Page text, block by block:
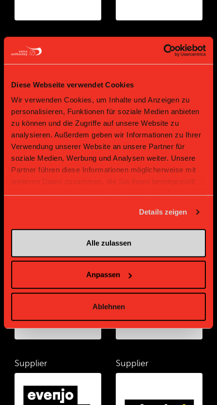
Diese Webseite verwendet Cookies
Wir verwenden Cookies, um Inhalte und Anzeigen zu
personalisieren, Funktionen für soziale Medien anbieten
zu können und die Zugriffe auf unsere Website zu
analysieren. Außerdem geben wir Informationen zu Ihrer
Verwendung unserer Website an unsere Partner für
soziale Medien, Werbung und Analysen weiter. Unsere
Partner führen diese Informationen möglicherweise mit
weiteren Daten zusammen, die Sie ihnen bereitgestellt
Details zeigen
Alle zulassen
Anpassen
Ablehnen
Gold Partner Gold Partner
Bronze Partner
Supplier Supplier
Supplier Supplier